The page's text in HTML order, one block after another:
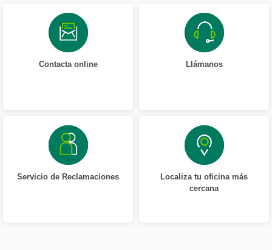
Contacta online Llámanos
Servicio de Reclamaciones
Localiza tu oficina más
cercana